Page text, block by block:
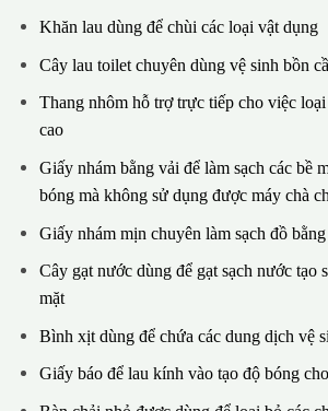
Khăn lau dùng để chùi các loại vật dụng
Cây lau toilet chuyên dùng vệ sinh bồn
Thang nhôm hỗ trợ trực tiếp cho việc
cao
Giấy nhám bằng vải để làm sạch các bề
bóng mà không sử dụng được máy chà
Giấy nhám mịn chuyên làm sạch đồ
Cây gạt nước dùng để gạt sạch nước tạo
mặt
Bình xịt dùng để chứa các dung dịch vệ
Giấy báo để lau kính vào tạo độ bóng